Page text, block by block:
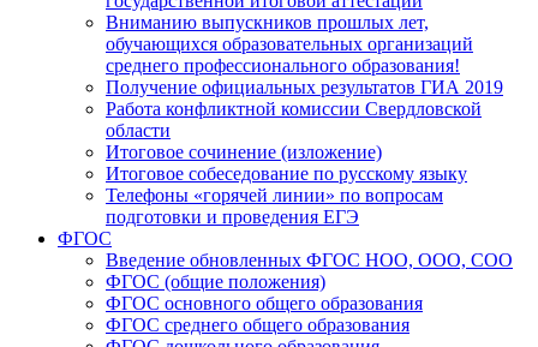
Вниманию выпускников прошлых лет,
обучающихся образовательных организаций
среднего профессионального образования!
Получение официальных результатов ГИА 2019
Работа конфликтной комиссии Свердловской
области
Итоговое сочинение (изложение)
Итоговое собеседование по русскому языку
Телефоны «горячей линии» по вопросам
подготовки и проведения ЕГЭ
ФГОС
Введение обновленных ФГОС НОО, ООО, СОО
ФГОС (общие положения)
ФГОС основного общего образования
ФГОС среднего общего образования